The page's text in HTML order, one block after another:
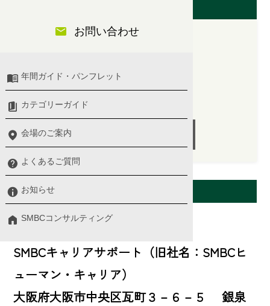
お問い合わせ
年間ガイド・パンフレット
カテゴリーガイド
会場のご案内
よくあるご質問
お知らせ
SMBCコンサルティング
2026/02/19(木)
10:00 〜 13:00
会場案内
来場会場
SMBCキャリアサポート（旧社名：SMBCヒ
ューマン・キャリア）
大阪府大阪市中央区瓦町３－６－５ 銀泉